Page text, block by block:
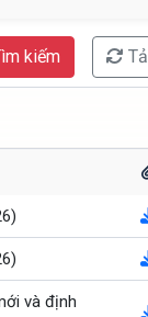
kiếm
và định